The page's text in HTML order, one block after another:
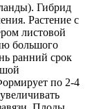
Гибрид
Растение с
листовой
большого
ранний срок
по 2-4